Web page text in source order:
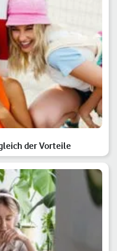
der Vorteile